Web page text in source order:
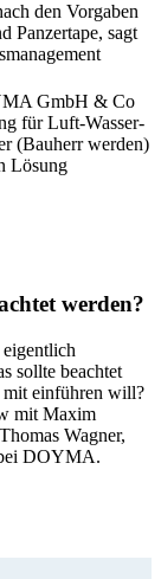
den Vorgaben
Panzertape, sagt
GmbH & Co
für Luft-Wasser-
(Bauherr werden)
Lösung
werden?
eigentlich
sollte beachtet
mit einführen will?
mit Maxim
Wagner,
DOYMA.